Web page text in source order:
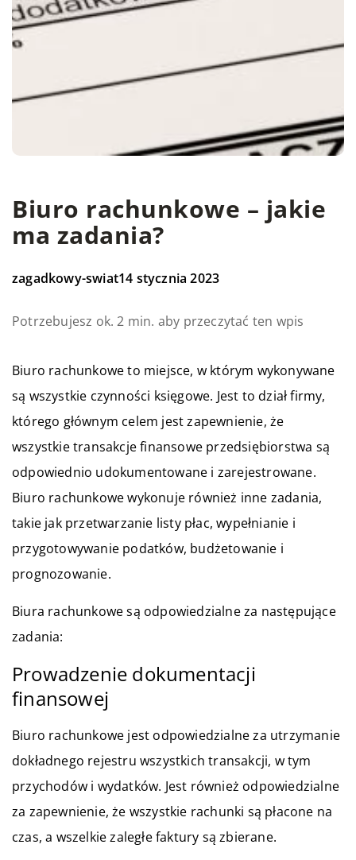
Biuro rachunkowe – jakie
ma zadania?
zagadkowy-swiat14 stycznia 2023
Potrzebujesz ok. 2 min. aby przeczytać ten wpis
Biuro rachunkowe to miejsce, w którym wykonywane
są wszystkie czynności księgowe. Jest to dział firmy,
którego głównym celem jest zapewnienie, że
wszystkie transakcje finansowe przedsiębiorstwa są
odpowiednio udokumentowane i zarejestrowane.
Biuro rachunkowe wykonuje również inne zadania,
takie jak przetwarzanie listy płac, wypełnianie i
przygotowywanie podatków, budżetowanie i
prognozowanie.
Biura rachunkowe są odpowiedzialne za następujące
zadania:
Prowadzenie dokumentacji
finansowej
Biuro rachunkowe jest odpowiedzialne za utrzymanie
dokładnego rejestru wszystkich transakcji, w tym
przychodów i wydatków. Jest również odpowiedzialne
za zapewnienie, że wszystkie rachunki są płacone na
czas, a wszelkie zaległe faktury są zbierane.